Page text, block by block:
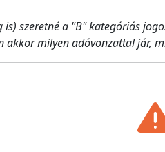
szeretné a "B" kategóriás
milyen adóvonzattal jár,